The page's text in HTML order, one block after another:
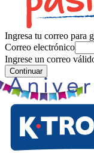
Ingresa tu correo para
Correo electrónico
Ingrese un correo
Continuar